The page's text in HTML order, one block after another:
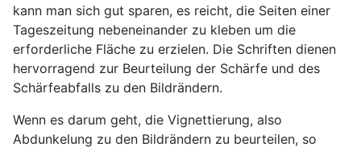
kann man sich gut sparen, es reicht, die Seiten einer
Tageszeitung nebeneinander zu kleben um die
erforderliche Fläche zu erzielen. Die Schriften dienen
hervorragend zur Beurteilung der Schärfe und des
Schärfeabfalls zu den Bildrändern.
Wenn es darum geht, die Vignettierung, also
Abdunkelung zu den Bildrändern zu beurteilen, so